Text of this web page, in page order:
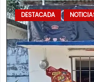
DESTACADA